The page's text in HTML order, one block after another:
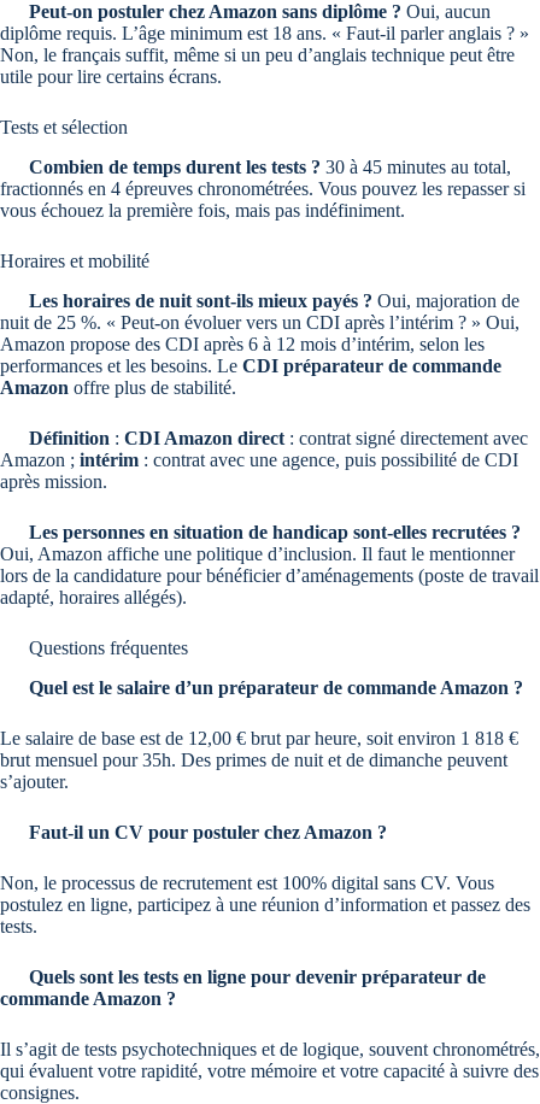
Peut-on postuler chez Amazon sans diplôme ? Oui, aucun
diplôme requis. L’âge minimum est 18 ans. « Faut-il parler anglais ? »
Non, le français suffit, même si un peu d’anglais technique peut être
utile pour lire certains écrans.
Tests et sélection
Combien de temps durent les tests ? 30 à 45 minutes au total,
fractionnés en 4 épreuves chronométrées. Vous pouvez les repasser si
vous échouez la première fois, mais pas indéfiniment.
Horaires et mobilité
Les horaires de nuit sont-ils mieux payés ? Oui, majoration de
nuit de 25 %. « Peut-on évoluer vers un CDI après l’intérim ? » Oui,
Amazon propose des CDI après 6 à 12 mois d’intérim, selon les
performances et les besoins. Le CDI préparateur de commande
Amazon offre plus de stabilité.
Définition : CDI Amazon direct : contrat signé directement avec
Amazon ; intérim : contrat avec une agence, puis possibilité de CDI
après mission.
Les personnes en situation de handicap sont-elles recrutées ?
Oui, Amazon affiche une politique d’inclusion. Il faut le mentionner
lors de la candidature pour bénéficier d’aménagements (poste de travail
adapté, horaires allégés).
Questions fréquentes
Quel est le salaire d’un préparateur de commande Amazon ?
Le salaire de base est de 12,00 € brut par heure, soit environ 1 818 €
brut mensuel pour 35h. Des primes de nuit et de dimanche peuvent
s’ajouter.
Faut-il un CV pour postuler chez Amazon ?
Non, le processus de recrutement est 100% digital sans CV. Vous
postulez en ligne, participez à une réunion d’information et passez des
tests.
Quels sont les tests en ligne pour devenir préparateur de
commande Amazon ?
Il s’agit de tests psychotechniques et de logique, souvent chronométrés,
qui évaluent votre rapidité, votre mémoire et votre capacité à suivre des
consignes.